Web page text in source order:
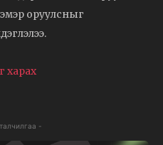
оруулсныг
харах
-